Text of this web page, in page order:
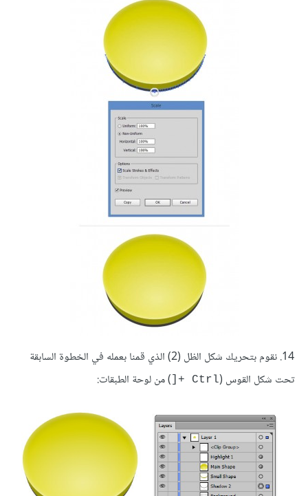
14. نقوم بتحريك شكل الظل (2) الذي قمنا بعمله في الخطوة السابقة
تحت شكل القوس (Ctrl +[ ) من لوحة الطبقات: